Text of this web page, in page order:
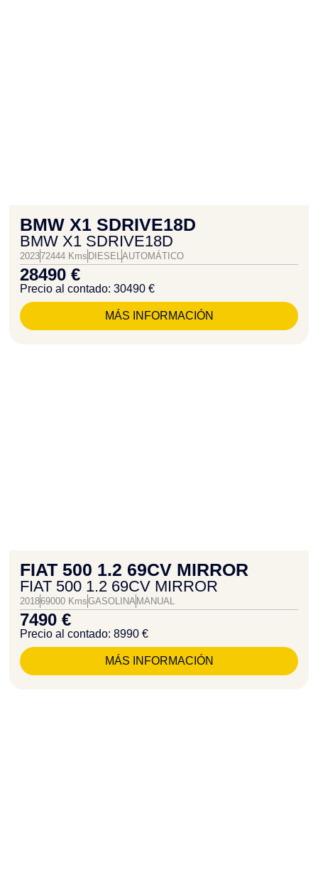
BMW X1 SDRIVE18D
BMW X1 SDRIVE18D
202372444 Kms DIESELAUTOMÁTICO
28490 €
Precio al contado: 30490 €
MÁS INFORMACIÓN
FIAT 500 1.2 69CV MIRROR
FIAT 500 1.2 69CV MIRROR
201869000 KmsGASOLINA MANUAL
7490 €
Precio al contado: 8990 €
MÁS INFORMACIÓN